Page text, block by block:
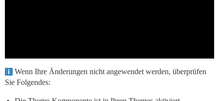
Wenn Ihre Änderungen nicht angewendet werden, überprüfen
Sie Folgendes: